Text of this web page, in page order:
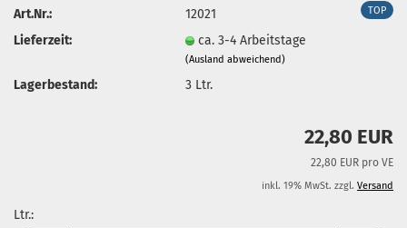
TOP
Art.Nr.:
12021
Lieferzeit:
ca. 3-4 Arbeitstage
(Ausland abweichend)
Lagerbestand: 3 Ltr.
22,80 EUR
22,80 EUR pro VE
inkl. 19% MwSt. zzgl. Versand
Ltr.: